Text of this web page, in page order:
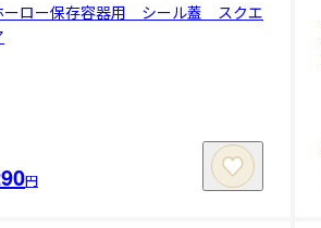
ーロー保存容器用 シール蓋 スクエ
円